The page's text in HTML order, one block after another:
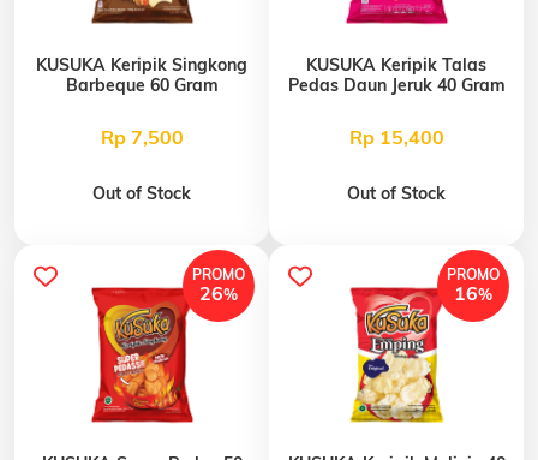
KUSUKA Keripik Singkong
Barbeque 60 Gram
Rp 7,500
Out of Stock
KUSUKA Keripik Talas
Pedas Daun Jeruk 40 Gram
Rp 15,400
Out of Stock
PROMO
26%
PROMO
16%